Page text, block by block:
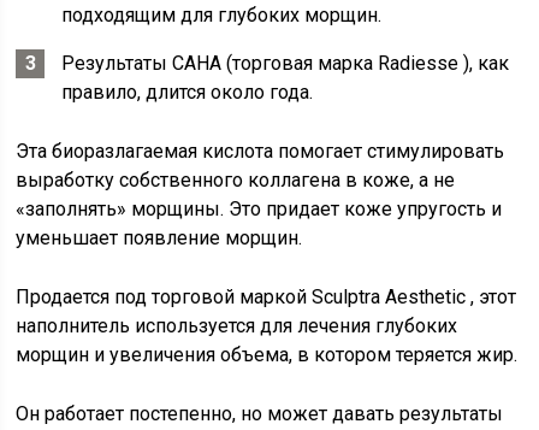
подходящим для глубоких морщин.
Результаты CAHA (торговая марка Radiesse ), как
правило, длится около года.
Эта биоразлагаемая кислота помогает стимулировать
выработку собственного коллагена в коже, а не
«заполнять» морщины. Это придает коже упругость и
уменьшает появление морщин.
Продается под торговой маркой Sculptra Aesthetic , этот
наполнитель используется для лечения глубоких
морщин и увеличения объема, в котором теряется жир.
Он работает постепенно, но может давать результаты